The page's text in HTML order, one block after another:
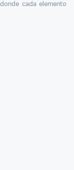
cada elemento